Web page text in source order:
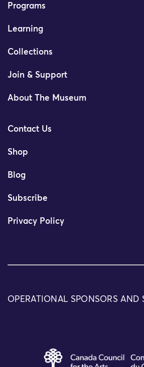
Programs
Learning
Collections
Join & Support
About The Museum
Contact Us
Shop
Blog
Subscribe
Privacy Policy
OPERATIONAL SPONSORS AND